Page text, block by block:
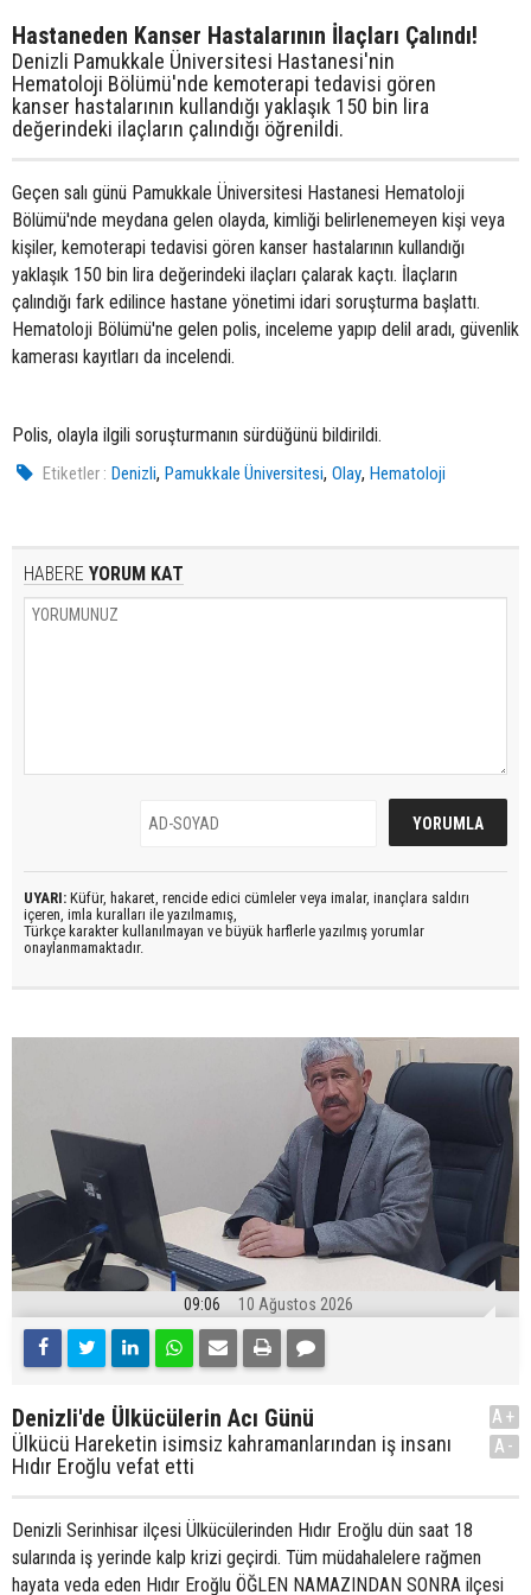
Hastaneden Kanser Hastalarının İlaçları Çalındı!
Denizli Pamukkale Üniversitesi Hastanesi'nin
Hematoloji Bölümü'nde kemoterapi tedavisi gören
kanser hastalarının kullandığı yaklaşık 150 bin lira
değerindeki ilaçların çalındığı öğrenildi.
Geçen salı günü Pamukkale Üniversitesi Hastanesi Hematoloji
Bölümü'nde meydana gelen olayda, kimliği belirlenemeyen kişi veya
kişiler, kemoterapi tedavisi gören kanser hastalarının kullandığı
yaklaşık 150 bin lira değerindeki ilaçları çalarak kaçtı. İlaçların
çalındığı fark edilince hastane yönetimi idari soruşturma başlattı.
Hematoloji Bölümü'ne gelen polis, inceleme yapıp delil aradı, güvenlik
kamerası kayıtları da incelendi.
Polis, olayla ilgili soruşturmanın sürdüğünü bildirildi.
Etiketler : Denizli,Pamukkale Üniversitesi,Olay,Hematoloji
HABERE YORUM KAT
UYARI: Küfür, hakaret, rencide edici cümleler veya imalar, inançlara saldırı
içeren, imla kuralları ile yazılmamış,
Türkçe karakter kullanılmayan ve büyük harflerle yazılmış yorumlar
onaylanmamaktadır.
09:06 10 Ağustos 2026
Denizli'de Ülkücülerin Acı Günü
Ülkücü Hareketin isimsiz kahramanlarından iş insanı
Hıdır Eroğlu vefat etti
A+
A-
Denizli Serinhisar ilçesi Ülkücülerinden Hıdır Eroğlu dün saat 18
sularında iş yerinde kalp krizi geçirdi. Tüm müdahalelere rağmen
hayata veda eden Hıdır Eroğlu ÖĞLEN NAMAZINDAN SONRA ilçesi